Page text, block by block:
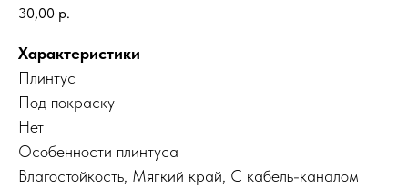
30,00 р.
Характеристики
Плинтус
Под покраску
Нет
Особенности плинтуса
Влагостойкость, Мягкий край, С кабель-каналом